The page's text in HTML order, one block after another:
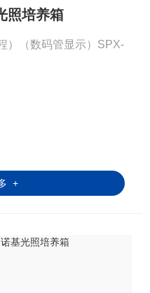
照培养箱
）（数码管显示）SPX-
+